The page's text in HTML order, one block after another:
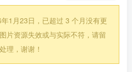
1月23日，已超过 3 个月没有更
片资源失效或与实际不符，请留
理，谢谢！